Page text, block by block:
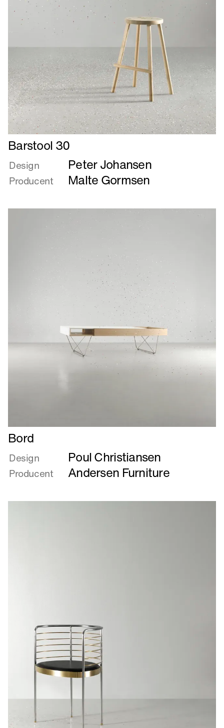
Læs
mere
om
Barstool
30
Barstool 30
Design Peter Johansen
Producent Malte Gormsen
Læs
mere
om
Bord
Bord
Design Poul Christiansen
Producent Andersen Furniture